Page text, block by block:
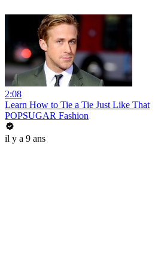
2:08
Learn How to Tie a Tie Just Like That
POPSUGAR Fashion
il y a 9 ans